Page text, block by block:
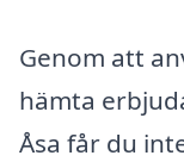
Genom att
hämta
Åsa får du